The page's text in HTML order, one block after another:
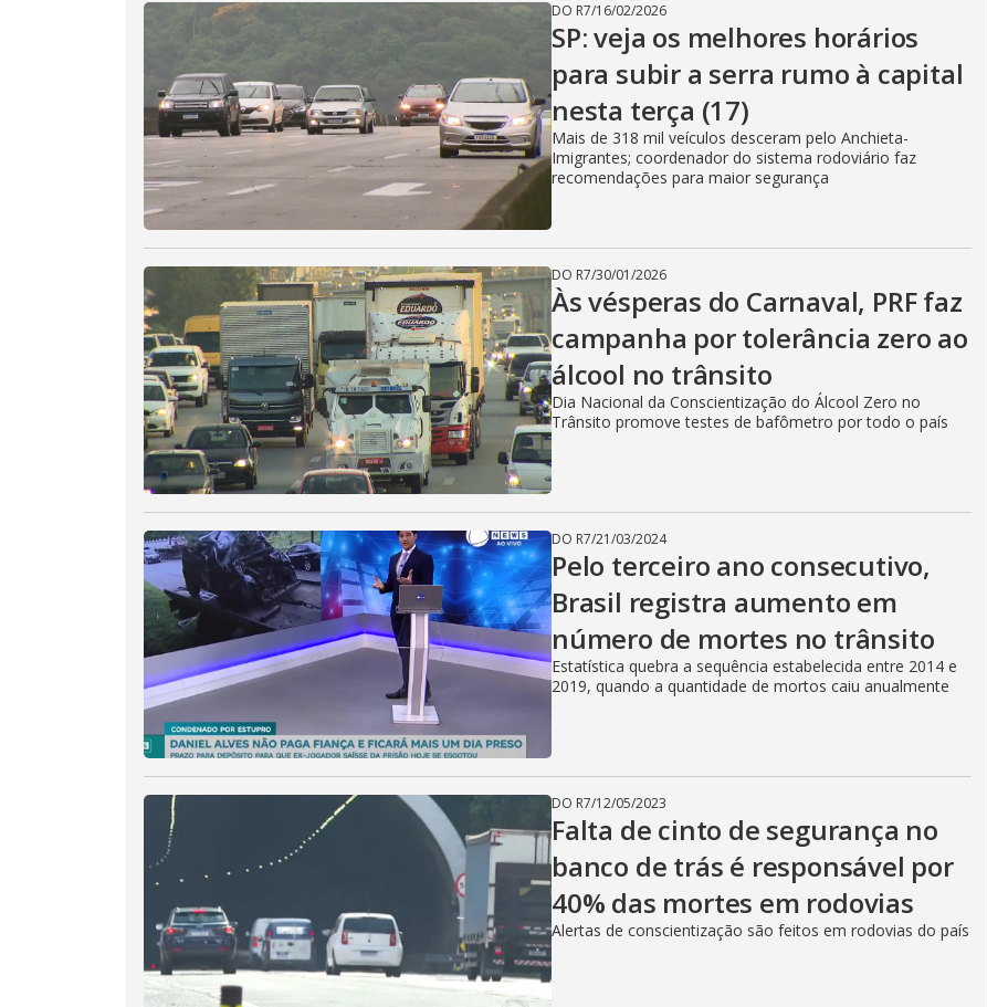
DO R7/16/02/2026
SP: veja os melhores horários
para subir a serra rumo à capital
nesta terça (17)
Mais de 318 mil veículos desceram pelo Anchieta-
Imigrantes; coordenador do sistema rodoviário faz
recomendações para maior segurança
DO R7/30/01/2026
Às vésperas do Carnaval, PRF faz
campanha por tolerância zero ao
álcool no trânsito
Dia Nacional da Conscientização do Álcool Zero no
Trânsito promove testes de bafômetro por todo o país
DO R7/21/03/2024
Pelo terceiro ano consecutivo,
Brasil registra aumento em
número de mortes no trânsito
Estatística quebra a sequência estabelecida entre 2014 e
2019, quando a quantidade de mortos caiu anualmente
DO R7/12/05/2023
Falta de cinto de segurança no
banco de trás é responsável por
40% das mortes em rodovias
Alertas de conscientização são feitos em rodovias do país